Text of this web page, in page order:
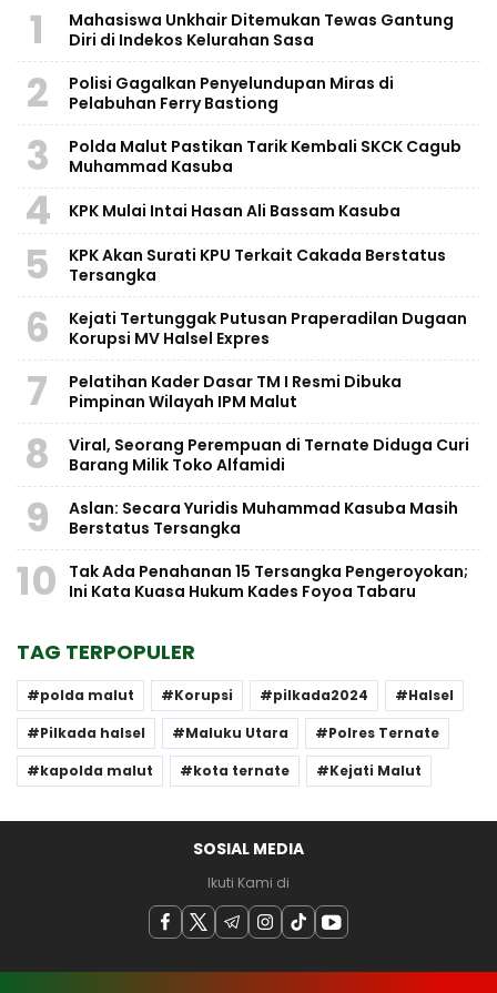
1
Mahasiswa Unkhair Ditemukan Tewas Gantung
Diri di Indekos Kelurahan Sasa
2
Polisi Gagalkan Penyelundupan Miras di
Pelabuhan Ferry Bastiong
3
Polda Malut Pastikan Tarik Kembali SKCK Cagub
Muhammad Kasuba
4 KPK Mulai Intai Hasan Ali Bassam Kasuba
5
KPK Akan Surati KPU Terkait Cakada Berstatus
Tersangka
6
Kejati Tertunggak Putusan Praperadilan Dugaan
Korupsi MV Halsel Expres
7
Pelatihan Kader Dasar TM I Resmi Dibuka
Pimpinan Wilayah IPM Malut
8
Viral, Seorang Perempuan di Ternate Diduga Curi
Barang Milik Toko Alfamidi
9
Aslan: Secara Yuridis Muhammad Kasuba Masih
Berstatus Tersangka
10
Tak Ada Penahanan 15 Tersangka Pengeroyokan;
Ini Kata Kuasa Hukum Kades Foyoa Tabaru
TAG TERPOPULER
polda malut Korupsi pilkada2024
Halsel
Pilkada halsel
Maluku Utara
Polres Ternate
kapolda malut
kota ternate Kejati Malut
SOSIAL MEDIA
Ikuti Kami di